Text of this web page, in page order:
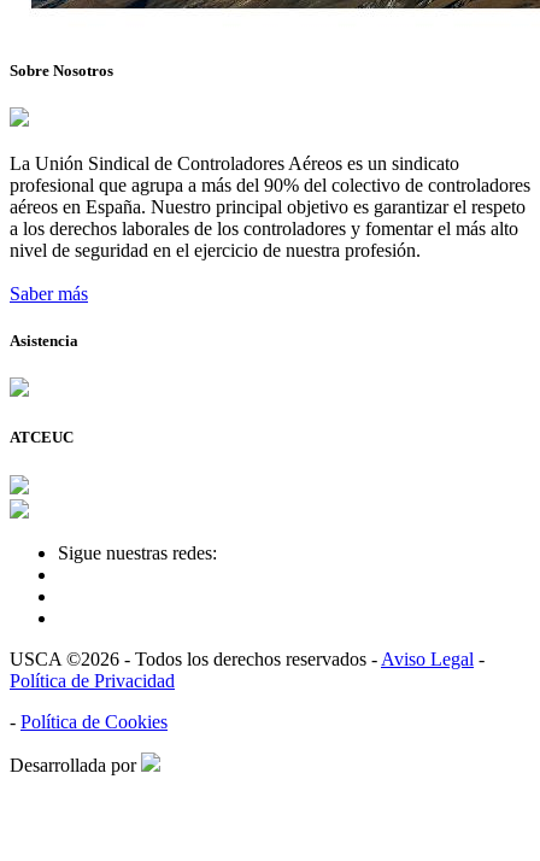
Sobre Nosotros
La Unión Sindical de Controladores Aéreos es un sindicato
profesional que agrupa a más del 90% del colectivo de controladores
aéreos en España. Nuestro principal objetivo es garantizar el respeto
a los derechos laborales de los controladores y fomentar el más alto
nivel de seguridad en el ejercicio de nuestra profesión.
Saber más
Asistencia
ATCEUC
Sigue nuestras redes:
USCA ©2026 - Todos los derechos reservados - Aviso Legal -
Política de Privacidad
- Política de Cookies
Desarrollada por